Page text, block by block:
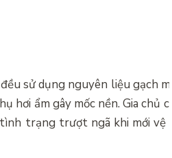
sử dụng nguyên liệu gạch
hơi ẩm gây mốc nền. Gia chủ
trạng trượt ngã khi mới vệ